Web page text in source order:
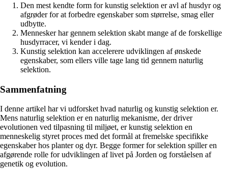
Den mest kendte form for kunstig selektion er avl af husdyr og
afgrøder for at forbedre egenskaber som størrelse, smag eller
udbytte.
Mennesker har gennem selektion skabt mange af de forskellige
husdyrracer, vi kender i dag.
Kunstig selektion kan accelerere udviklingen af ønskede
egenskaber, som ellers ville tage lang tid gennem naturlig
selektion.
Sammenfatning
I denne artikel har vi udforsket hvad naturlig og kunstig selektion er.
Mens naturlig selektion er en naturlig mekanisme, der driver
evolutionen ved tilpasning til miljøet, er kunstig selektion en
menneskelig styret proces med det formål at fremelske specifikke
egenskaber hos planter og dyr. Begge former for selektion spiller en
afgørende rolle for udviklingen af livet på Jorden og forståelsen af
genetik og evolution.